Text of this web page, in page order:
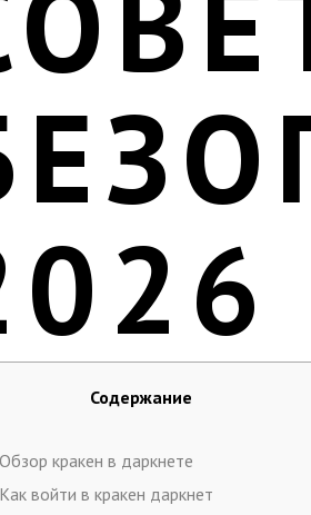
Содержание
Обзор кракен в даркнете
Как войти в кракен даркнет